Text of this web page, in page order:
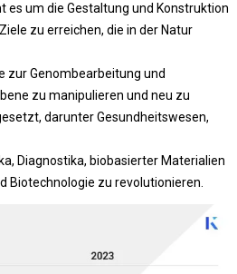
um die Gestaltung und Konstruktion
zu erreichen, die in der Natur
zur Genombearbeitung und
zu manipulieren und neu zu
darunter Gesundheitswesen,
Diagnostika, biobasierter Materialien
zu revolutionieren.